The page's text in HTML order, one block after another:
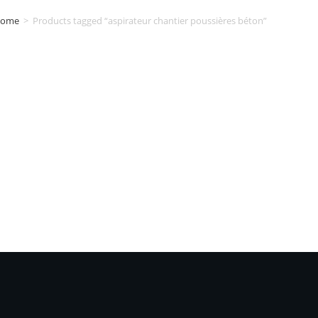
> Products tagged “aspirateur chantier poussières béton”